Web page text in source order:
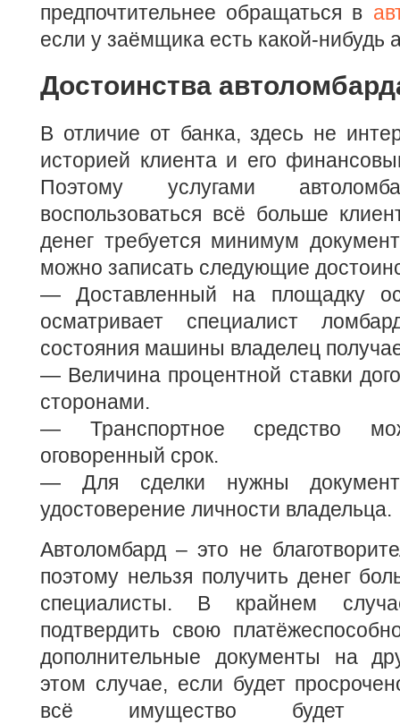
предпочтительнее обращаться в
если у заёмщика есть какой-нибудь
Достоинства
В отличие от банка, здесь не
историей клиента и его
Поэтому услугами
воспользоваться всё больше
денег требуется минимум
можно записать следующие
— Доставленный на площадку
осматривает специалист
состояния машины владелец
— Величина процентной ставки
сторонами.
— Транспортное средство
оговоренный срок.
— Для сделки нужны
удостоверение личности владельца.
Автоломбард – это не
поэтому нельзя получить денег
специалисты. В крайнем
подтвердить свою
дополнительные документы на
этом случае, если будет
всё имущество будет